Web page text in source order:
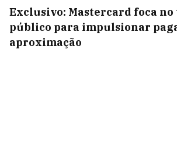
Exclusivo: Mastercard foca
público para impulsionar
aproximação